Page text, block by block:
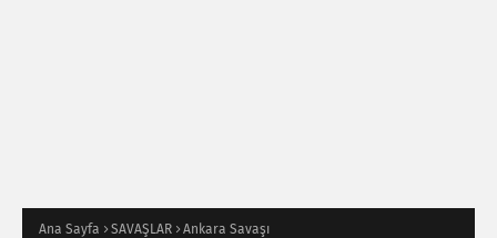
Ana Sayfa SAVAŞLAR Ankara Savaşı